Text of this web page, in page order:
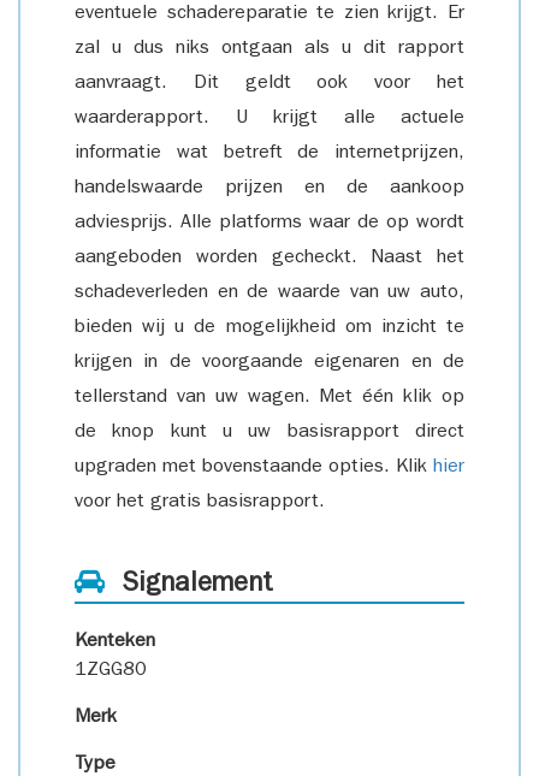
eventuele schadereparatie te zien krijgt. Er
zal u dus niks ontgaan als u dit rapport
aanvraagt. Dit geldt ook voor het
waarderapport. U krijgt alle actuele
informatie wat betreft de internetprijzen,
handelswaarde prijzen en de aankoop
adviesprijs. Alle platforms waar de op wordt
aangeboden worden gecheckt. Naast het
schadeverleden en de waarde van uw auto,
bieden wij u de mogelijkheid om inzicht te
krijgen in de voorgaande eigenaren en de
tellerstand van uw wagen. Met één klik op
de knop kunt u uw basisrapport direct
upgraden met bovenstaande opties. Klik hier
voor het gratis basisrapport.
Signalement
Kenteken
1ZGG80
Merk
Type